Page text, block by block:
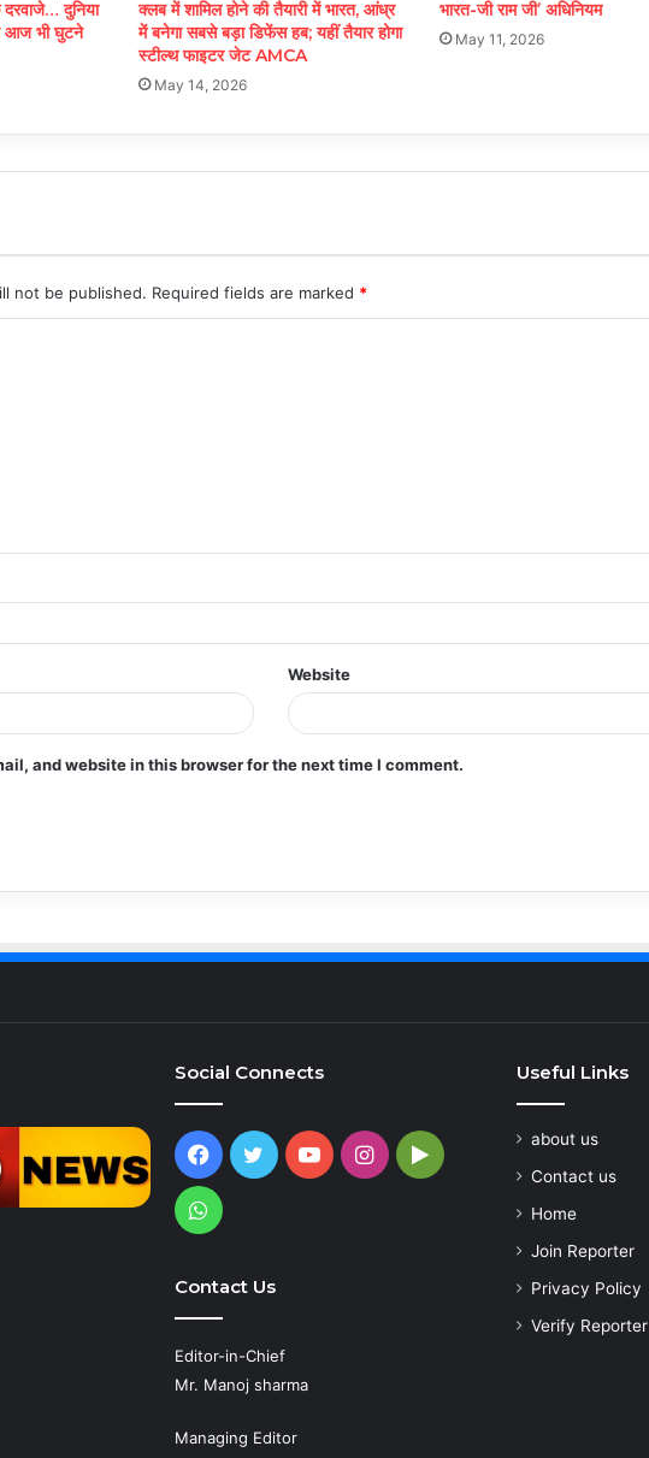
दुनिया
आज भी घुटने
क्लब में शामिल होने की तैयारी में भारत, आंध्र
में बनेगा सबसे बड़ा डिफेंस हब; यहीं तैयार होगा
स्टील्थ फाइटर जेट AMCA
May 14, 2026
भारत-जी राम जी’ अधिनियम
May 11, 2026
not be published. Required fields are marked *
Website
and website in this browser for the next time I comment.
Social Connects
Facebook
TwitterYouTubeInstagram
Google
WhatsApp
Contact Us
Editor-in-Chief
Mr. Manoj sharma
Managing Editor
Useful Links
about us
Contact us
Home
Join Reporter
Privacy Policy
Verify Reporter